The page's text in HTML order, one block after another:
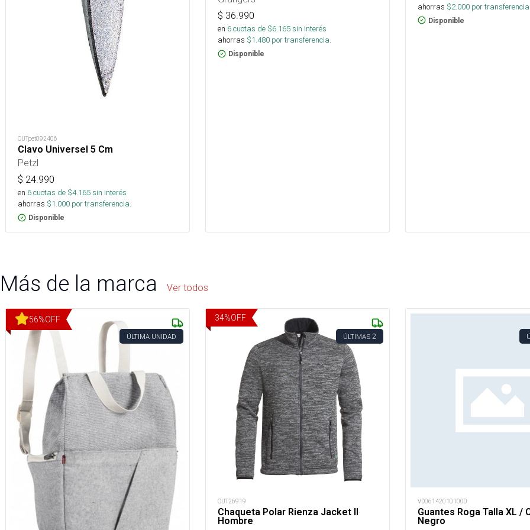
OUTpet092406
Clavo Universel 5 Cm
Petzl
$ 24.990
en 6cuotas de $4.165sin interés
ahorras $1.000 por transferencia.
Disponible
$ 36.990
en 6cuotas de $6.165sin interés
ahorras $1.480 por transferencia.
Disponible
ahorras $2.000 por transferencia.
Disponible
Más de la marca Ver todos
56%OFF
ÚLTIMA UNIDAD
34%OFF
ÚLTIMAS 2
OUT26919
Chaqueta Polar Rienza Jacket II
Hombre
VD061420101000
Guantes Roga Talla XL /
Negro